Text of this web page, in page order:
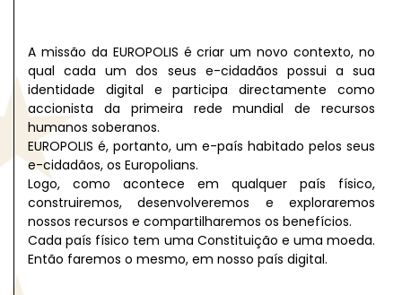
A missão da EUROPOLIS é criar um novo contexto, no
qual cada um dos seus e-cidadãos possui a sua
identidade digital e participa directamente como
accionista da primeira rede mundial de recursos
humanos soberanos.
EUROPOLIS é, portanto, um e-país habitado pelos seus
e-cidadãos, os Europolians.
Logo, como acontece em qualquer país físico,
construiremos, desenvolveremos e exploraremos
nossos recursos e compartilharemos os benefícios.
Cada país físico tem uma Constituição e uma moeda.
Então faremos o mesmo, em nosso país digital.